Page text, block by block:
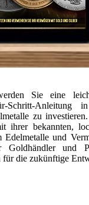
Sie eine
Schritt-Anleitung
zu
ihrer bekannten,
und
Goldhändler und
für die zukünftige